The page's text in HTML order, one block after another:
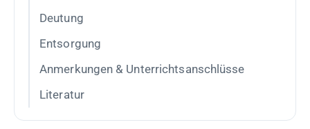
Deutung
Entsorgung
Anmerkungen & Unterrichtsanschlüsse
Literatur